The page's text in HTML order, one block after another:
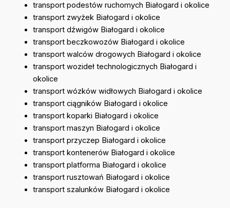
transport podestów ruchomych Białogard i okolice
transport zwyżek Białogard i okolice
transport dźwigów Białogard i okolice
transport beczkowozów Białogard i okolice
transport walców drogowych Białogard i okolice
transport wozideł technologicznych Białogard i
okolice
transport wózków widłowych Białogard i okolice
transport ciągników Białogard i okolice
transport koparki Białogard i okolice
transport maszyn Białogard i okolice
transport przyczep Białogard i okolice
transport kontenerów Białogard i okolice
transport platforma Białogard i okolice
transport rusztowań Białogard i okolice
transport szalunków Białogard i okolice